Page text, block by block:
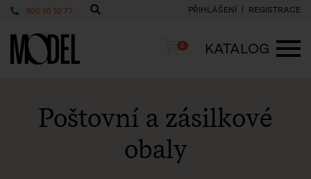
800 10 10 77 PŘIHLÁŠENÍ REGISTRACE
PackShop Košík
0
KATALOG
Poštovní a zásilkové
obaly